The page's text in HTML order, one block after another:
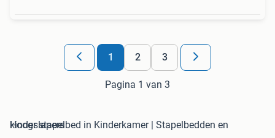
1 2 3
Pagina 1 van 3
kinder stapelbed in Kinderkamer | Stapelbedden en Hoogslapers